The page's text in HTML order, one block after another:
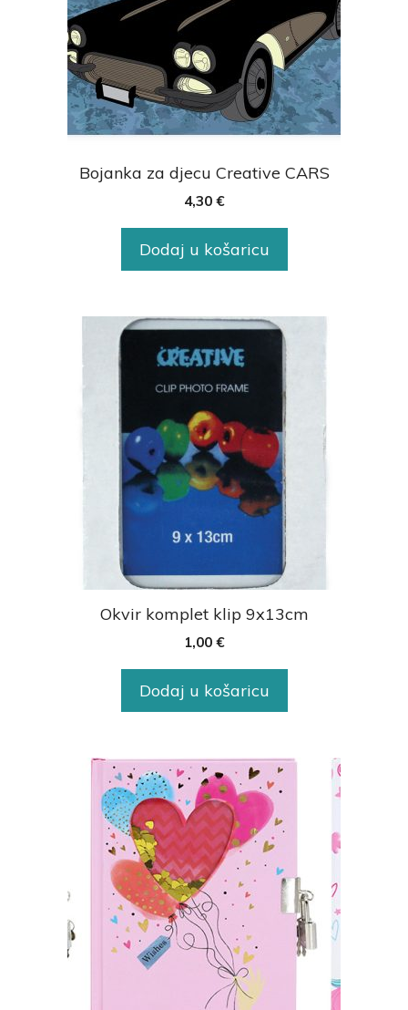
Bojanka za djecu Creative CARS
4,30 €
Dodaj u košaricu
Okvir komplet klip 9x13cm
1,00 €
Dodaj u košaricu